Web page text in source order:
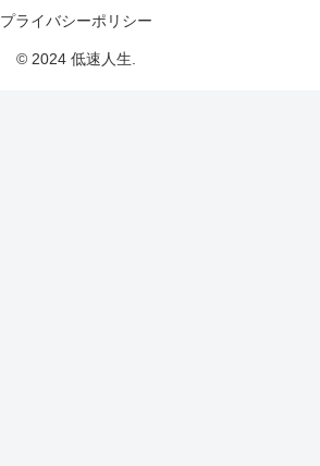
プライバシーポリシー
© 2024 低速人生.